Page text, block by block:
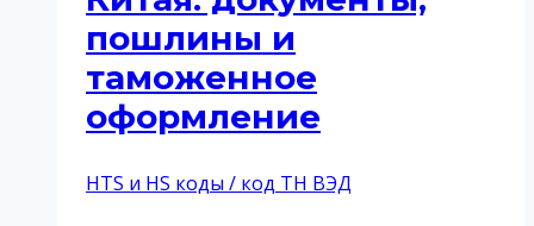
пошлины и
таможенное
оформление
HTS и HS коды / код ТН ВЭД